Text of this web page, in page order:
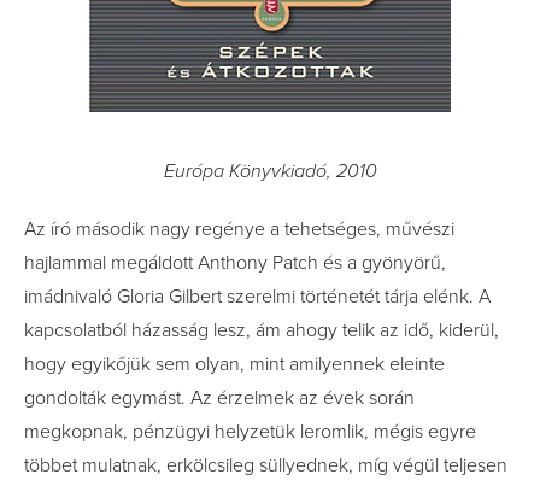
Európa Könyvkiadó, 2010
Az író második nagy regénye a tehetséges, művészi
hajlammal megáldott Anthony Patch és a gyönyörű,
imádnivaló Gloria Gilbert szerelmi történetét tárja elénk. A
kapcsolatból házasság lesz, ám ahogy telik az idő, kiderül,
hogy egyikőjük sem olyan, mint amilyennek eleinte
gondolták egymást. Az érzelmek az évek során
megkopnak, pénzügyi helyzetük leromlik, mégis egyre
többet mulatnak, erkölcsileg süllyednek, míg végül teljesen